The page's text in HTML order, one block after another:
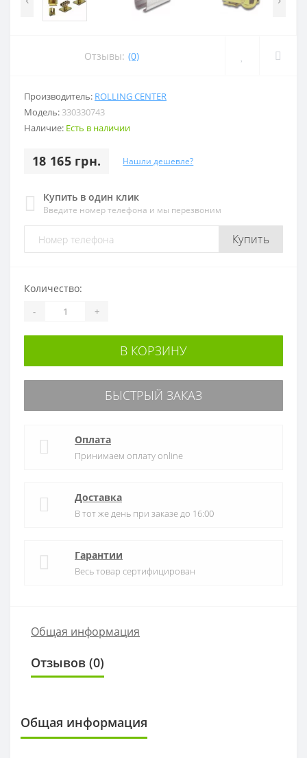
Отзывы: (0)
Производитель: ROLLING CENTER
Модель: 330330743
Наличие: Есть в наличии
18 165 грн. Нашли дешевле?
Купить в один клик
Введите номер телефона и мы перезвоним
Купить
Количество:
- +
В КОРЗИНУ
БЫСТРЫЙ ЗАКАЗ
Оплата
Принимаем оплату online
Доставка
В тот же день при заказе до 16:00
Гарантии
Весь товар сертифицирован
Общая информация
Отзывов (0)
Общая информация